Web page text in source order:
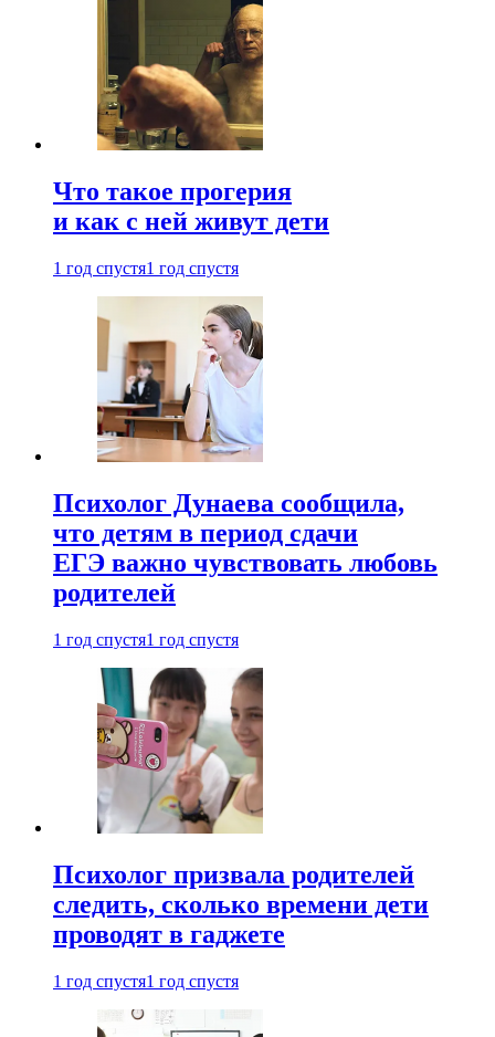
Что такое прогерия
и как с ней живут дети
1 год спустя1 год спустя
Психолог Дунаева сообщила,
что детям в период сдачи
ЕГЭ важно чувствовать любовь
родителей
1 год спустя1 год спустя
Психолог призвала родителей
следить, сколько времени дети
проводят в гаджете
1 год спустя1 год спустя